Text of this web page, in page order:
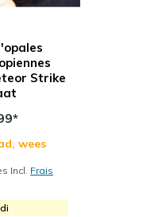
Strike
wees
Incl. Frais